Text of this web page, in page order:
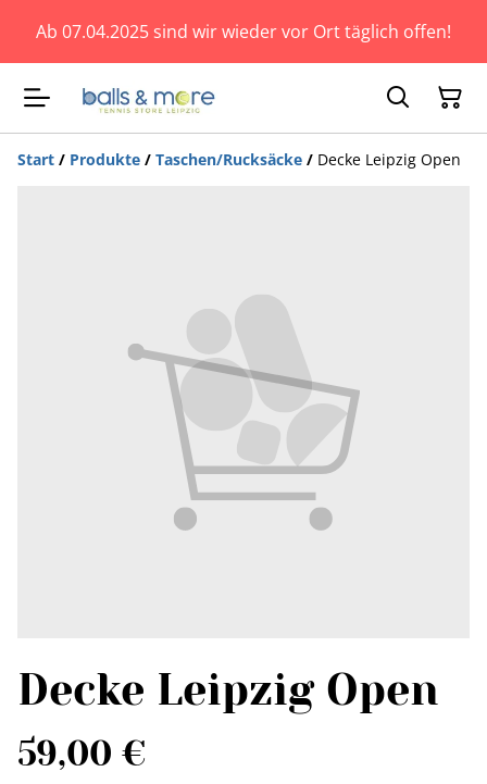
Ab 07.04.2025 sind wir wieder vor Ort täglich offen!
Start / Produkte / Taschen/Rucksäcke / Decke Leipzig Open
Decke Leipzig Open
59,00 €